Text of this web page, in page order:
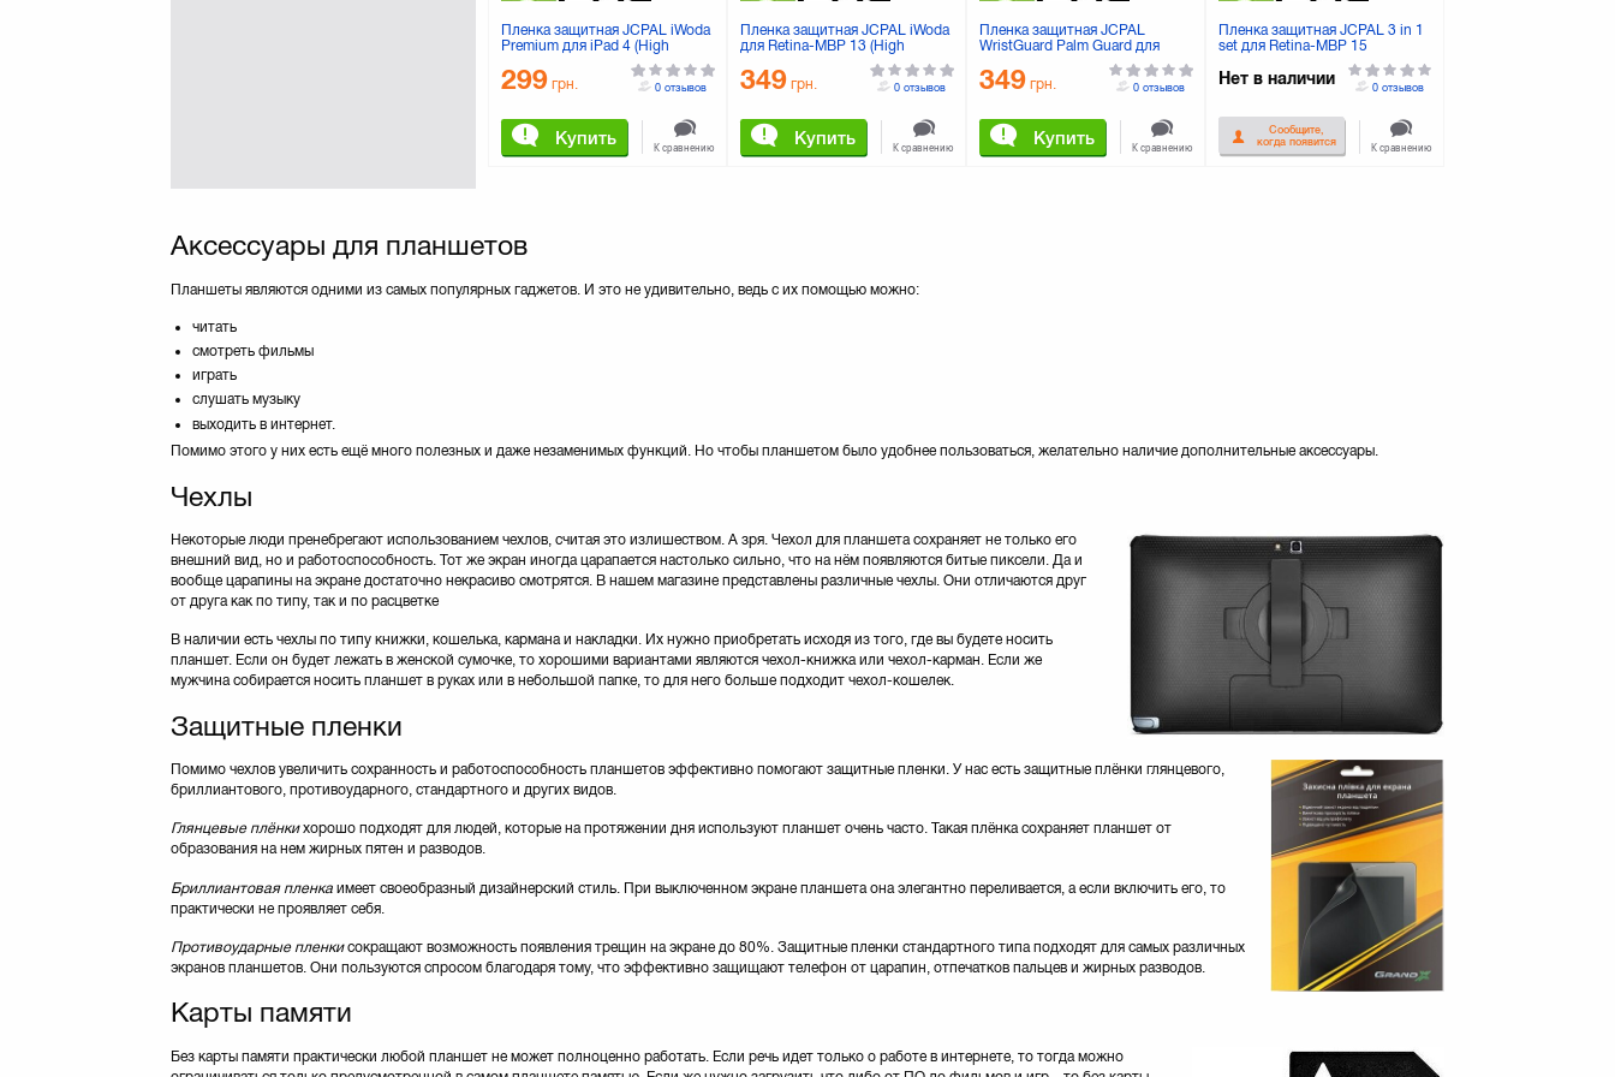
KINGMAX(1)
Kit(5)
LOGAN(3)
LOGICFOX
Lenovo(16)
Maxxtro
Microsoft(3)
Mobiking
(17)
ODOYO
PORT Designs(11)
Philips(1)
PowerPlant (19)
Pretec(8)
Qumo(2)
Remax(1)
Rivacase(4)
SILICON POWER(59)
Sox(7)
TRANSCEND(92)
Team(51)
Пленка защитная JCPAL iWoda
Premium для iPad 4 (High
Transparency) (JCP1033)
299 грн.
Купить
0 отзывов
К сравнению
Пленка защитная JCPAL iWoda
для Retina-MBP 13 (High
Transparency) (JCP2059)
349 грн.
Купить
0 отзывов
К сравнению
Пленка защитная JCPAL
WristGuard Palm Guard для
Retina-MBP 13 (JCP2060)
349 грн.
Купить
0 отзывов
К сравнению
Пленка защитная JCPAL 3 in 1
set для Retina-MBP 15
Нет в наличии
Сообщите,
когда появится
0 отзывов
К сравнению
Аксессуары для планшетов
Планшеты являются одними из самых популярных гаджетов. И это не удивительно, ведь с их помощью можно:
читать
смотреть фильмы
играть
слушать музыку
выходить в интернет.
Помимо этого у них есть ещё много полезных и даже незаменимых функций. Но чтобы планшетом было удобнее пользоваться, желательно наличие дополнительные аксессуары.
Чехлы
Некоторые люди пренебрегают использованием чехлов, считая это излишеством. А зря. Чехол для планшета сохраняет не только его
внешний вид, но и работоспособность. Тот же экран иногда царапается настолько сильно, что на нём появляются битые пиксели. Да и
вообще царапины на экране достаточно некрасиво смотрятся. В нашем магазине представлены различные чехлы. Они отличаются друг
от друга как по типу, так и по расцветке
В наличии есть чехлы по типу книжки, кошелька, кармана и накладки. Их нужно приобретать исходя из того, где вы будете носить
планшет. Если он будет лежать в женской сумочке, то хорошими вариантами являются чехол-книжка или чехол-карман. Если же
мужчина собирается носить планшет в руках или в небольшой папке, то для него больше подходит чехол-кошелек.
Защитные пленки
Помимо чехлов увеличить сохранность и работоспособность планшетов эффективно помогают защитные пленки. У нас есть защитные плёнки глянцевого,
бриллиантового, противоударного, стандартного и других видов.
Глянцевые плёнкихорошо подходят для людей, которые на протяжении дня используют планшет очень часто. Такая плёнка сохраняет планшет от
образования на нем жирных пятен и разводов.
Бриллиантовая пленка имеет своеобразный дизайнерский стиль. При выключенном экране планшета она элегантно переливается, а если включить его, то
практически не проявляет себя.
Противоударные пленкисокращают возможность появления трещин на экране до 80%. Защитные пленки стандартного типа подходят для самых различных
экранов планшетов. Они пользуются спросом благодаря тому, что эффективно защищают телефон от царапин, отпечатков пальцев и жирных разводов.
Карты памяти
Без карты памяти практически любой планшет не может полноценно работать. Если речь идет только о работе в интернете, то тогда можно